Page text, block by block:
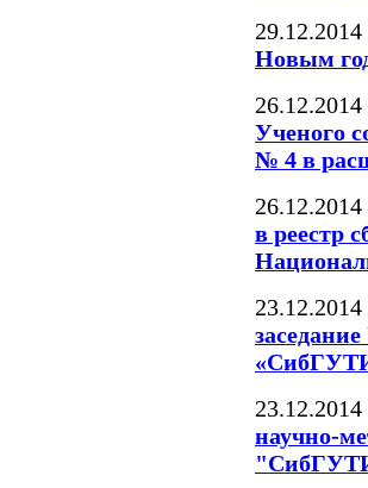
29.12.2014
Новым
26.12.2014
Ученого
№ 4 в
26.12.2014
в реестр
23.12.2014
23.12.2014
научно-